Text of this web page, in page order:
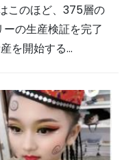
このほど、375層の
の生産検証を完了
を開始する…